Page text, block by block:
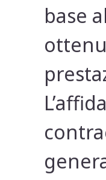
base